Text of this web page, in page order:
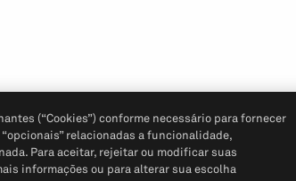
(“Cookies”) conforme necessário para fornecer
relacionadas a funcionalidade,
Para aceitar, rejeitar ou modificar suas
informações ou para alterar sua escolha